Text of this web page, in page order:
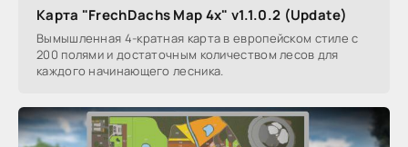
Карта "FrechDachs Map 4x" v1.1.0.2 (Update)
Вымышленная 4-кратная карта в европейском стиле с
200 полями и достаточным количеством лесов для
каждого начинающего лесника.